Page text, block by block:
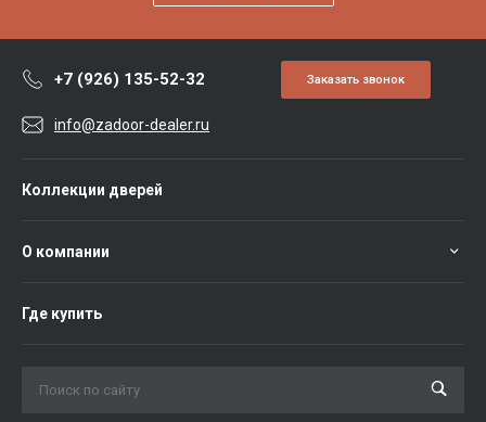
+7 (926) 135-52-32 Заказать звонок
info@zadoor-dealer.ru
Коллекции дверей
О компании
Где купить